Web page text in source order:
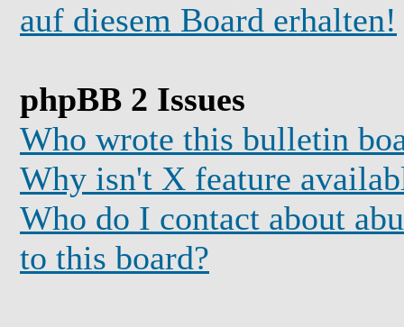
auf diesem Board erhalten!
phpBB 2 Issues
Who wrote this bulletin
Why isn't X feature
Who do I contact about
to this board?